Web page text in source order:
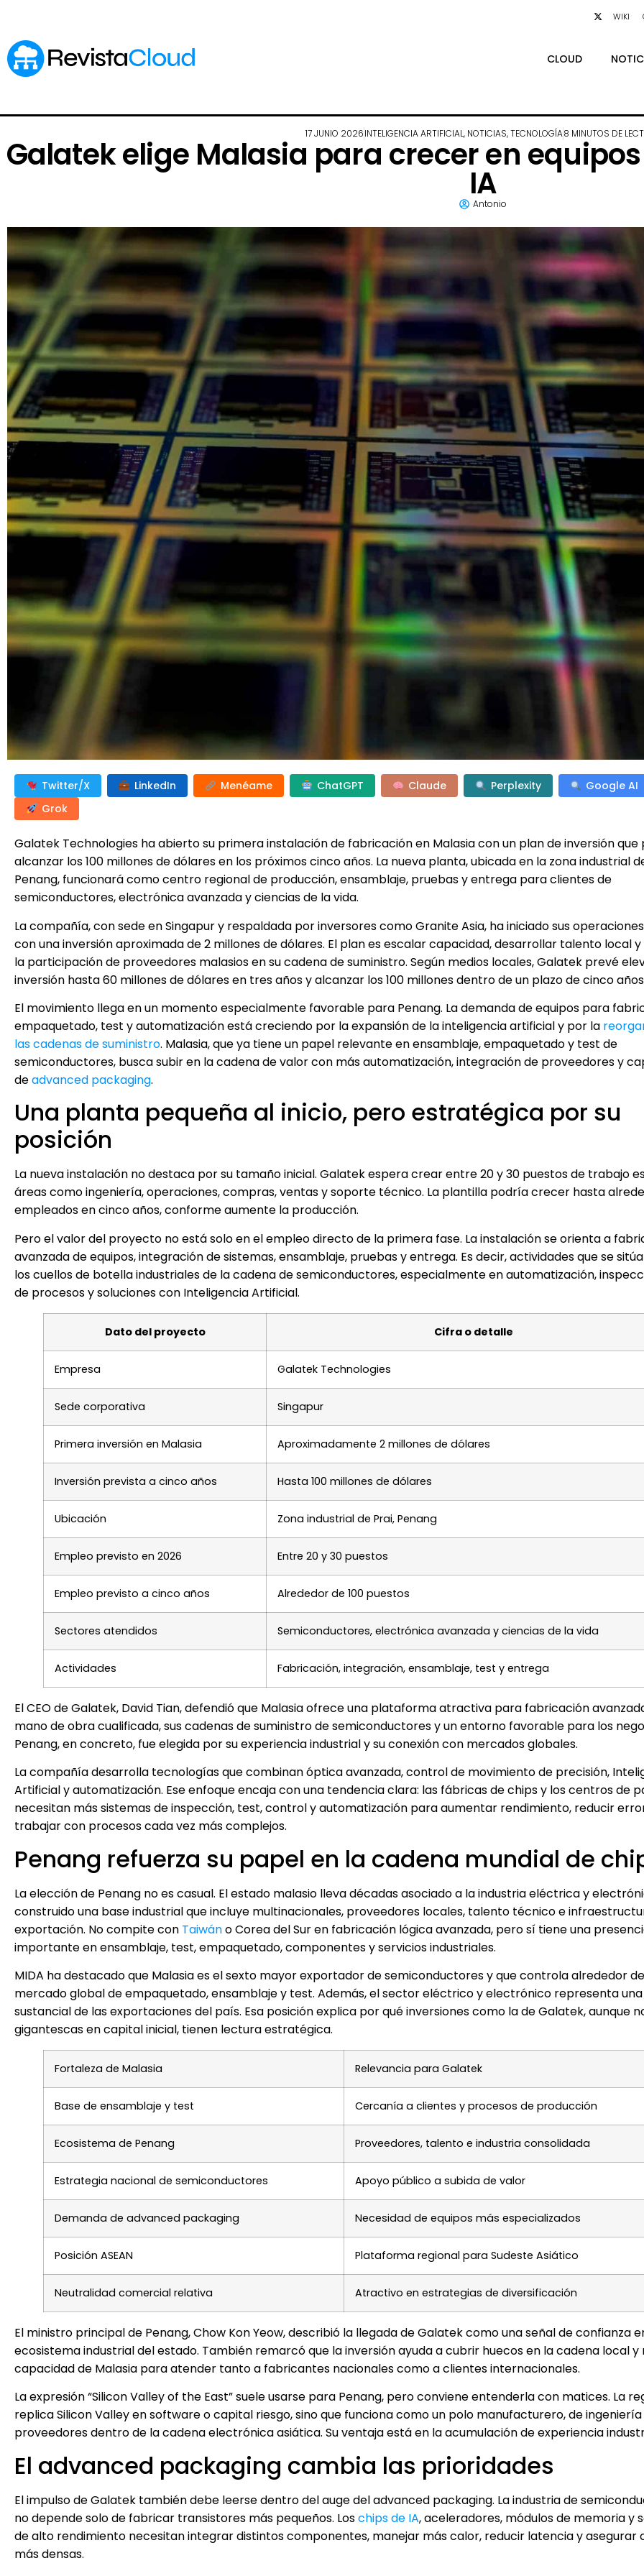
WIKI
CLOUD
17 JUNIO 2026INTELIGENCIA ARTIFICIAL, NOTICIAS,TECNOLOGÍA8 MINUTOS DE
Galatek elige Malasia para crecer en
IA
Antonio
Twitter/X LinkedIn Menéame ChatGPT Claude Perplexity
Google AI
Grok
Galatek Technologies ha abierto su primera instalación de fabricación en Malasia con un plan de inversión que
alcanzar los 100 millones de dólares en los próximos cinco años. La nueva planta, ubicada en la zona industrial
Penang, funcionará como centro regional de producción, ensamblaje, pruebas y entrega para clientes de
semiconductores, electrónica avanzada y ciencias de la vida.
La compañía, con sede en Singapur y respaldada por inversores como Granite Asia, ha iniciado sus
con una inversión aproximada de 2 millones de dólares. El plan es escalar capacidad, desarrollar talento local
la participación de proveedores malasios en su cadena de suministro. Según medios locales, Galatek prevé
inversión hasta 60 millones de dólares en tres años y alcanzar los 100 millones dentro de un plazo de cinco
El movimiento llega en un momento especialmente favorable para Penang. La demanda de equipos para
empaquetado, test y automatización está creciendo por la expansión de la inteligencia artificial y por la
las cadenas de suministro. Malasia, que ya tiene un papel relevante en ensamblaje, empaquetado y test de
semiconductores, busca subir en la cadena de valor con más automatización, integración de proveedores y
deadvanced packaging.
Una planta pequeña al inicio, pero estratégica por su
posición
La nueva instalación no destaca por su tamaño inicial. Galatek espera crear entre 20 y 30 puestos de trabajo
áreas como ingeniería, operaciones, compras, ventas y soporte técnico. La plantilla podría crecer hasta
empleados en cinco años, conforme aumente la producción.
Pero el valor del proyecto no está solo en el empleo directo de la primera fase. La instalación se orienta a
avanzada de equipos, integración de sistemas, ensamblaje, pruebas y entrega. Es decir, actividades que se
los cuellos de botella industriales de la cadena de semiconductores, especialmente en automatización,
de procesos y soluciones con Inteligencia Artificial.
Dato del proyecto Cifra o detalle
Empresa Galatek Technologies
Sede corporativa Singapur
Primera inversión en Malasia Aproximadamente 2 millones de dólares
Inversión prevista a cinco años Hasta 100 millones de dólares
Ubicación Zona industrial de Prai, Penang
Empleo previsto en 2026 Entre 20 y 30 puestos
Empleo previsto a cinco años Alrededor de 100 puestos
Sectores atendidos Semiconductores, electrónica avanzada y ciencias de la vida
Actividades Fabricación, integración, ensamblaje, test y entrega
El CEO de Galatek, David Tian, defendió que Malasia ofrece una plataforma atractiva para fabricación
mano de obra cualificada, sus cadenas de suministro de semiconductores y un entorno favorable para los
Penang, en concreto, fue elegida por su experiencia industrial y su conexión con mercados globales.
La compañía desarrolla tecnologías que combinan óptica avanzada, control de movimiento de precisión,
Artificial y automatización. Ese enfoque encaja con una tendencia clara: las fábricas de chips y los centros de
necesitan más sistemas de inspección, test, control y automatización para aumentar rendimiento, reducir
trabajar con procesos cada vez más complejos.
Penang refuerza su papel en la cadena mundial de
La elección de Penang no es casual. El estado malasio lleva décadas asociado a la industria eléctrica y
construido una base industrial que incluye multinacionales, proveedores locales, talento técnico e
exportación. No compite con Taiwáno Corea del Sur en fabricación lógica avanzada, pero sí tiene una
importante en ensamblaje, test, empaquetado, componentes y servicios industriales.
MIDA ha destacado que Malasia es el sexto mayor exportador de semiconductores y que controla alrededor del
mercado global de empaquetado, ensamblaje y test. Además, el sector eléctrico y electrónico representa
sustancial de las exportaciones del país. Esa posición explica por qué inversiones como la de Galatek, aunque
gigantescas en capital inicial, tienen lectura estratégica.
Fortaleza de Malasia Relevancia para Galatek
Base de ensamblaje y test Cercanía a clientes y procesos de producción
Ecosistema de Penang Proveedores, talento e industria consolidada
Estrategia nacional de semiconductores Apoyo público a subida de valor
Demanda de advanced packaging Necesidad de equipos más especializados
Posición ASEAN Plataforma regional para Sudeste Asiático
Neutralidad comercial relativa Atractivo en estrategias de diversificación
El ministro principal de Penang, Chow Kon Yeow, describió la llegada de Galatek como una señal de confianza
ecosistema industrial del estado. También remarcó que la inversión ayuda a cubrir huecos en la cadena local y
capacidad de Malasia para atender tanto a fabricantes nacionales como a clientes internacionales.
La expresión “Silicon Valley of the East” suele usarse para Penang, pero conviene entenderla con matices. La
replica Silicon Valley en software o capital riesgo, sino que funciona como un polo manufacturero, de
proveedores dentro de la cadena electrónica asiática. Su ventaja está en la acumulación de experiencia
El advanced packaging cambia las prioridades
El impulso de Galatek también debe leerse dentro del auge del advanced packaging. La industria de
no depende solo de fabricar transistores más pequeños. Loschips de IA, aceleradores, módulos de memoria y
de alto rendimiento necesitan integrar distintos componentes, manejar más calor, reducir latencia y asegurar
más densas.